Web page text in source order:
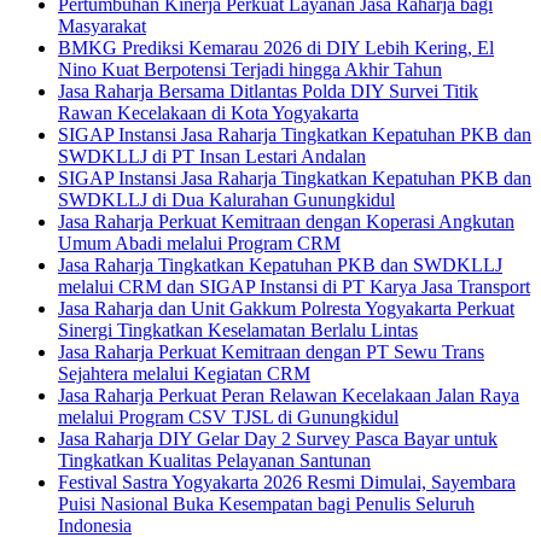
Pertumbuhan Kinerja Perkuat Layanan Jasa Raharja bagi
Masyarakat
BMKG Prediksi Kemarau 2026 di DIY Lebih Kering, El
Nino Kuat Berpotensi Terjadi hingga Akhir Tahun
Jasa Raharja Bersama Ditlantas Polda DIY Survei Titik
Rawan Kecelakaan di Kota Yogyakarta
SIGAP Instansi Jasa Raharja Tingkatkan Kepatuhan PKB dan
SWDKLLJ di PT Insan Lestari Andalan
SIGAP Instansi Jasa Raharja Tingkatkan Kepatuhan PKB dan
SWDKLLJ di Dua Kalurahan Gunungkidul
Jasa Raharja Perkuat Kemitraan dengan Koperasi Angkutan
Umum Abadi melalui Program CRM
Jasa Raharja Tingkatkan Kepatuhan PKB dan SWDKLLJ
melalui CRM dan SIGAP Instansi di PT Karya Jasa Transport
Jasa Raharja dan Unit Gakkum Polresta Yogyakarta Perkuat
Sinergi Tingkatkan Keselamatan Berlalu Lintas
Jasa Raharja Perkuat Kemitraan dengan PT Sewu Trans
Sejahtera melalui Kegiatan CRM
Jasa Raharja Perkuat Peran Relawan Kecelakaan Jalan Raya
melalui Program CSV TJSL di Gunungkidul
Jasa Raharja DIY Gelar Day 2 Survey Pasca Bayar untuk
Tingkatkan Kualitas Pelayanan Santunan
Festival Sastra Yogyakarta 2026 Resmi Dimulai, Sayembara
Puisi Nasional Buka Kesempatan bagi Penulis Seluruh
Indonesia